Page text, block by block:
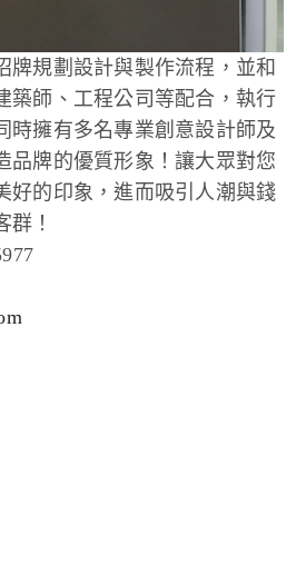
牌規劃設計與製作流程，並和
築師、工程公司等配合，執行
時擁有多名專業創意設計師及
品牌的優質形象！讓大眾對您
好的印象，進而吸引人潮與錢
群！